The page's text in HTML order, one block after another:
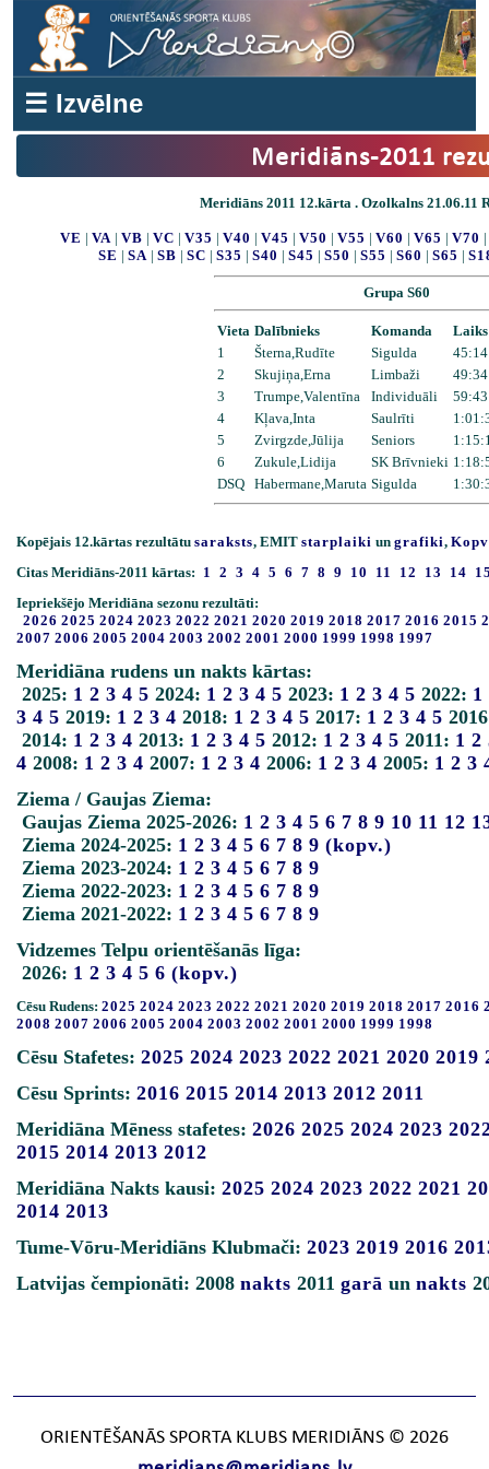
☰ Izvēlne
Meridiāns-2011
Meridiāns 2011 12.kārta . Ozolkalns 21.06.11
VE | VA | VB | VC | V35 | V40 | V45 | V50 | V55 | V60 | V65 | V70 |
SE | SA| SB | SC | S35 | S40 | S45 | S50 | S55 | S60 | S65 |
Grupa S60
Vieta Dalībnieks Komanda
Laiks
1
Šterna,Rudīte Sigulda
2
Skujiņa,Erna Limbaži
3
Trumpe,Valentīna Individuāli
4
Kļava,Inta Saulrīti
5
Zvirgzde,Jūlija Seniors
6
Zukule,Lidija SK Brīvnieki
DSQ Habermane,Maruta Sigulda
Kopējais 12.kārtas rezultātu saraksts, EMIT starplaiki un grafiki,
Citas Meridiāns-2011 kārtas: 1 2 3 4 5 6 7 8 9 10 11 12 13 14
Iepriekšējo Meridiāna sezonu rezultāti:
2026 2025 2024 2023 2022 2021 2020 2019 2018 2017 2016 2015
2007 2006 2005 2004 2003 2002 2001 2000 1999 1998 1997
Meridiāna rudens un nakts kārtas:
2025: 1 2 3 4 5 2024: 1 2 3 4 5 2023: 1 2 3 4 5 2022: 1
3 4 5 2019: 1 2 3 4 2018: 1 2 3 4 5 2017: 1 2 3 4 5
2014: 1 2 3 4 2013: 1 2 3 4 5 2012: 1 2 3 4 5 2011: 1 2
4 2008: 1 2 3 4 2007: 1 2 3 4 2006: 1 2 3 4 2005: 1 2 3
Ziema / Gaujas Ziema:
Gaujas Ziema 2025-2026: 1 2 3 4 5 6 7 8 9 10 11 12
Ziema 2024-2025: 1 2 3 4 5 6 7 8 9 (kopv.)
Ziema 2023-2024: 1 2 3 4 5 6 7 8 9
Ziema 2022-2023: 1 2 3 4 5 6 7 8 9
Ziema 2021-2022: 1 2 3 4 5 6 7 8 9
Vidzemes Telpu orientēšanās līga:
2026: 1 2 3 4 5 6 (kopv.)
Cēsu Rudens: 2025 2024 2023 2022 2021 2020 2019 2018 2017 2016
2008 2007 2006 2005 2004 2003 2002 2001 2000 1999 1998
Cēsu Stafetes: 2025 2024 2023 2022 2021 2020 2019
Cēsu Sprints: 2016 2015 2014 2013 2012 2011
Meridiāna Mēness stafetes: 2026 2025 2024 2023
2015 2014 2013 2012
Meridiāna Nakts kausi: 2025 2024 2023 2022 2021
2014 2013
Tume-Vōru-Meridiāns Klubmači: 2023 2019 2016
Latvijas čempionāti: 2008 nakts 2011 garā un nakts
ORIENTĒŠANĀS SPORTA KLUBS MERIDIĀNS © 2026